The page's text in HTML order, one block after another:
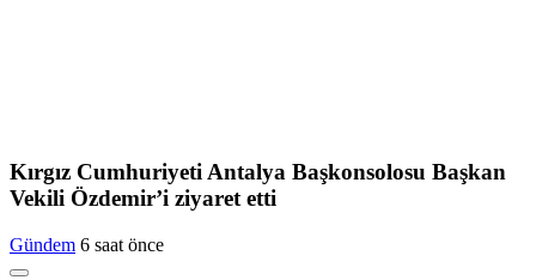
Kırgız Cumhuriyeti Antalya Başkonsolosu Başkan
Vekili Özdemir’i ziyaret etti
Gündem 6 saat önce